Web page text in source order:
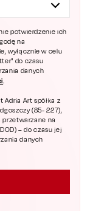
potwierdzenie ich
na
wyłącznie w celu
do czasu
danych
.
Art spółka z
(85- 227),
przetwarzane na
– do czasu jej
danych